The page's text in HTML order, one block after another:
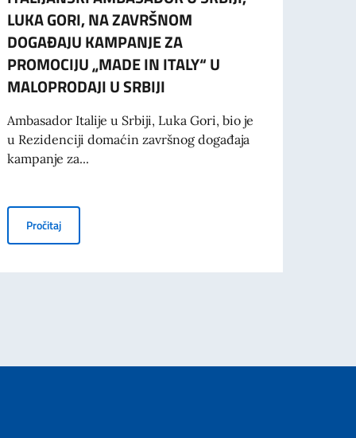
I INDUSTRIJSKOJ BEZBEDNOSTI U CENTRALNO-ISTOČNOJ EVROPI I
POLJOPRIVREDNOM SAJMU U NOVOM SADU I PRISUSTVUJE
LUKA GORI, NA ZAVRŠNOM
DOGAĐAJU KAMPANJE ZA
PROMOCIJU „MADE IN ITALY“ U
MALOPRODAJI U SRBIJI
Ambasador Italije u Srbiji, Luka Gori, bio je
u Rezidenciji domaćin završnog događaja
kampanje za...
PročitajITALIJANSKI AMBASADOR U SRBIJI, LUKA GORI, NA